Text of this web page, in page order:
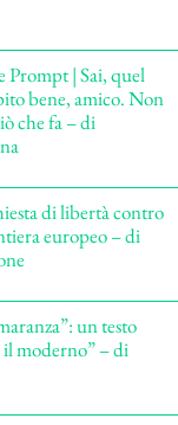
Prompt | Sai, quel
bene, amico. Non
che fa – di
di libertà contro
europeo – di
un testo
moderno” – di